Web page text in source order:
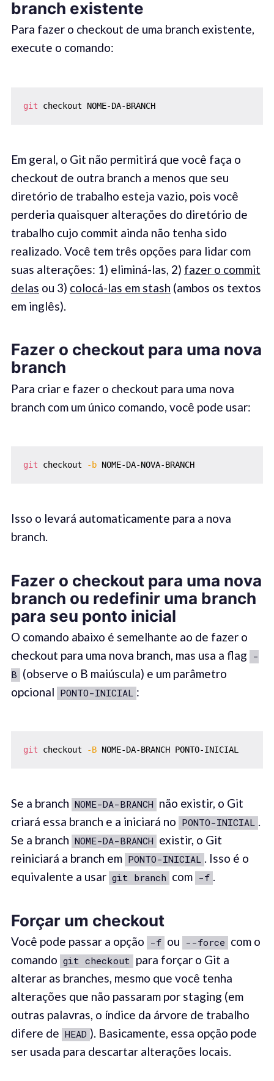
branch existente
Para fazer o checkout de uma branch existente,
execute o comando:
git checkout NOME-DA-BRANCH
Em geral, o Git não permitirá que você faça o
checkout de outra branch a menos que seu
diretório de trabalho esteja vazio, pois você
perderia quaisquer alterações do diretório de
trabalho cujo commit ainda não tenha sido
realizado. Você tem três opções para lidar com
suas alterações: 1) eliminá-las, 2) fazer o commit
delas ou 3) colocá-las em stash (ambos os textos
em inglês).
Fazer o checkout para uma nova
branch
Para criar e fazer o checkout para uma nova
branch com um único comando, você pode usar:
git checkout -b NOME-DA-NOVA-BRANCH
Isso o levará automaticamente para a nova
branch.
Fazer o checkout para uma nova
branch ou redefinir uma branch
para seu ponto inicial
O comando abaixo é semelhante ao de fazer o
checkout para uma nova branch, mas usa a flag -
B (observe o B maiúscula) e um parâmetro
opcional PONTO-INICIAL :
git checkout -B NOME-DA-BRANCH PONTO-INICIAL
Se a branch NOME-DA-BRANCH não existir, o Git
criará essa branch e a iniciará no PONTO-INICIAL .
Se a branch NOME-DA-BRANCH existir, o Git
reiniciará a branch em PONTO-INICIAL . Isso é o
equivalente a usar git branch com -f .
Forçar um checkout
Você pode passar a opção -f ou --force com o
comando git checkout para forçar o Git a
alterar as branches, mesmo que você tenha
alterações que não passaram por staging (em
outras palavras, o índice da árvore de trabalho
difere de HEAD ). Basicamente, essa opção pode
ser usada para descartar alterações locais.